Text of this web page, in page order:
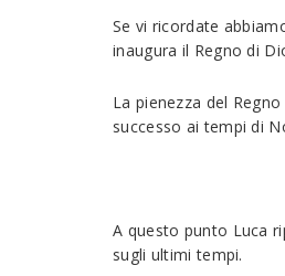
Se vi ricordate
inaugura il Regno di
La pienezza del
successo ai tempi di
A questo punto Luca
sugli ultimi tempi.